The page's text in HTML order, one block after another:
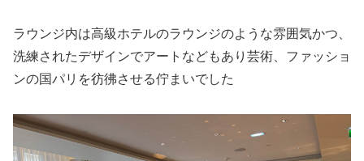
ラウンジ内は高級ホテルのラウンジのような雰囲気かつ、
洗練されたデザインでアートなどもあり芸術、ファッショ
ンの国パリを彷彿させる佇まいでした